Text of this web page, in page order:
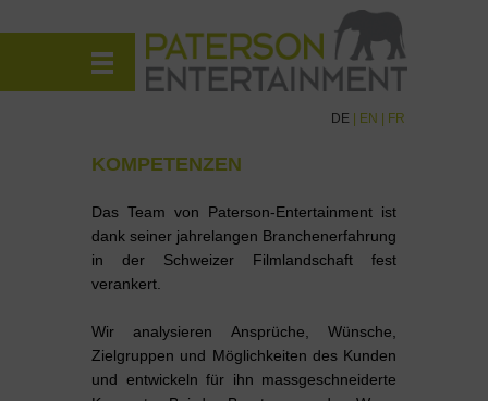
DE EN FR
KOMPETENZEN
Das Team von Paterson-Entertainment ist
dank seiner jahrelangen Branchenerfahrung
in der Schweizer Filmlandschaft fest
verankert.
Wir analysieren Ansprüche, Wünsche,
Zielgruppen und Möglichkeiten des Kunden
und entwickeln für ihn massgeschneiderte